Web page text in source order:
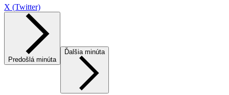
X (Twitter)
Predošlá minúta
Ďalšia minúta